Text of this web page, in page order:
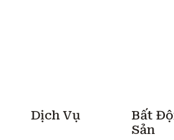
Dịch Vụ
Bất
Sản